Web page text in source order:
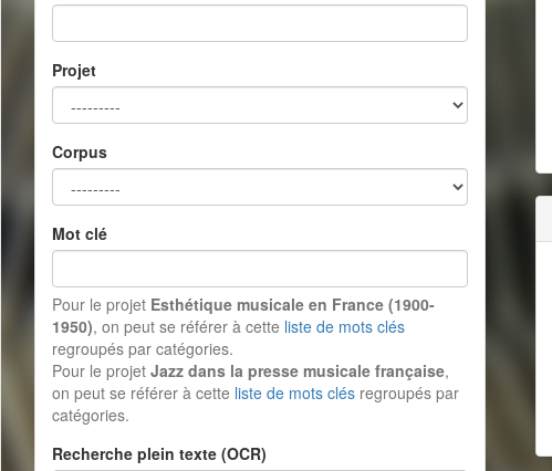
Projet
Corpus
Mot clé
Pour le projet Esthétique musicale en France (1900-
1950), on peut se référer à cette liste de mots clés
regroupés par catégories.
Pour le projet Jazz dans la presse musicale française,
on peut se référer à cette liste de mots clés regroupés par
catégories.
Recherche plein texte (OCR)